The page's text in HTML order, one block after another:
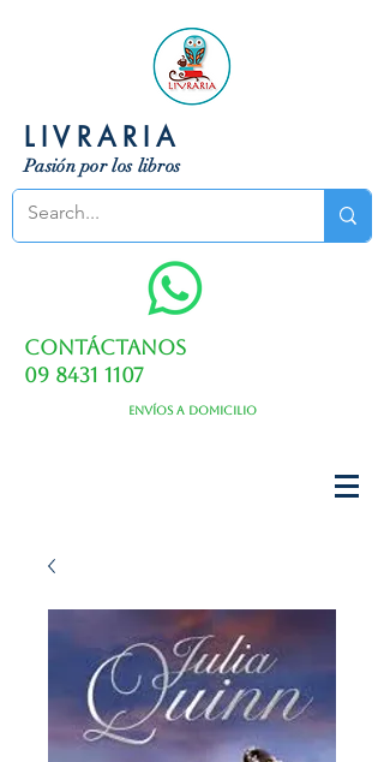
LIVRARIA
Pasión por los libros
Contáctanos
09 8431 1107
Envíos a domicilio